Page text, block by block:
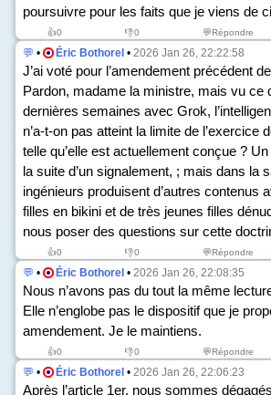
poursuivre pour les faits que je viens de
👍0 👎0 💬Répondre
💬 • Éric Bothorel • 2026 Jan 26, 22:22:58
J’ai voté pour l’amendement précédent
Pardon, madame la ministre, mais vu ce
dernières semaines avec Grok,
n’a-t-on pas atteint la limite de l’exercice
telle qu’elle est actuellement conçue ?
la suite d’un signalement, ; mais dans la
ingénieurs produisent d’autres contenus
filles en bikini et de très jeunes filles
nous poser des questions sur cette
👍0 👎0 💬Répondre
💬 • Éric Bothorel • 2026 Jan 26, 22:08:35
Nous n’avons pas du tout la même
Elle n’englobe pas le dispositif que je
amendement. Je le maintiens.
👍0 👎0 💬Répondre
💬 • Éric Bothorel • 2026 Jan 26, 22:06:23
Après l’article 1er, nous sommes